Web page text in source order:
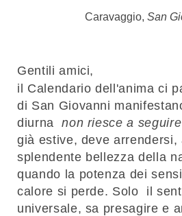
Caravaggio, San
Gentili amici,
il Calendario dell'anima ci
di San Giovanni
diurnanon riesce a
già estive, deve
splendente bellezza della
quando la potenza dei
calore si perde. Solo il
universale, sa presagire e